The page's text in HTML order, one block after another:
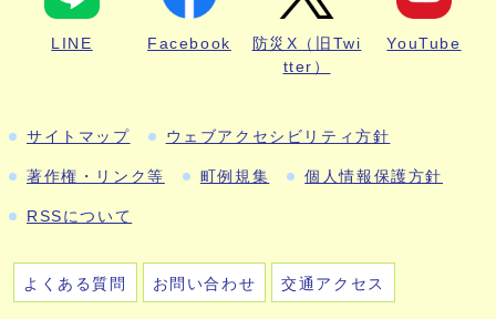
LINE Facebook
防災X（旧Twi
tter）
YouTube
サイトマップ ウェブアクセシビリティ方針
著作権・リンク等 町例規集 個人情報保護方針
RSSについて
よくある質問 お問い合わせ 交通アクセス